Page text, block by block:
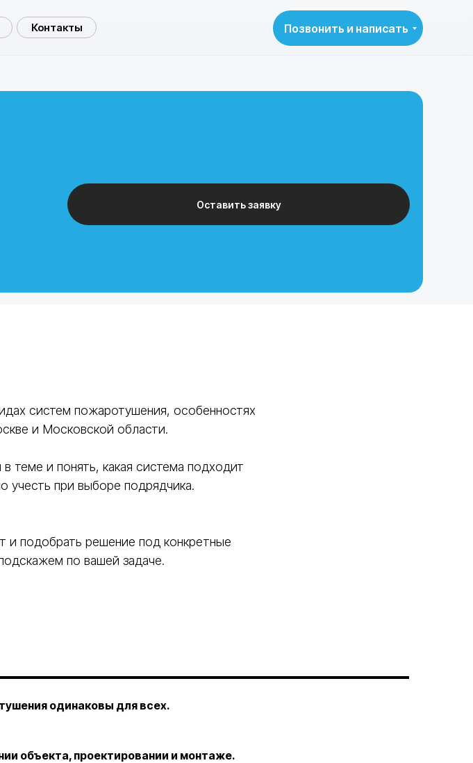
Контакты Позвонить и написать
Оставить заявку
систем пожаротушения, особенностях
и Московской области.
теме и понять, какая система подходит
учесть при выборе подрядчика.
и подобрать решение под конкретные
по вашей задаче.
одинаковы для всех.
объекта, проектировании и монтаже.